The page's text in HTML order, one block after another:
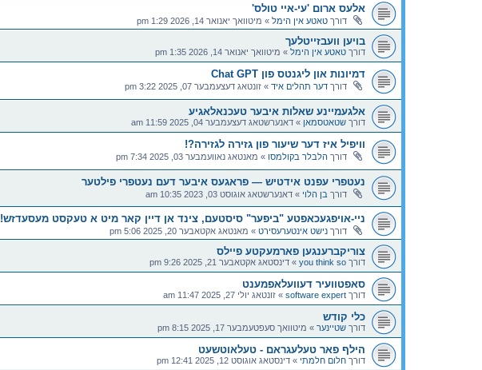
אלעס ארום 'עי-איי טולס'
דורך טאטע אין הימל » מיטוואך יאנואר 14, 2026 1:29 pm
בויען וועבזייטלעך
דורך טאטע אין הימל » מיטוואך יאנואר 14, 2026 1:35 pm
דמיונות און ליגנטס פון Chat GPT
דורך דער תהלים איד » זונטאג דעצעמבער 07, 2025 3:22 pm
אלגעמיינע שאלות איבער טעכנאלאגיע
דורך שטאטסמאן » דאנערשטאג דעצעמבער 04, 2025 11:59 am
וויפיל איז דער שיעור פון גזירה לגזירה?!
דורך הלבלר בקולמסו » מאנטאג נאוועמבער 03, 2025 7:34 pm
נעטפרי עפנט אידטיש — פראגעס איבער דעם נעטפרי פילטער
דורך בן הלוי » דאנערשטאג אוגוסט 03, 2023 10:35 am
ניי-אויפגעכאפטע "ביפער" סיסטעם, צינד אן דיין קאר מיט א טעקסט מעסעדזש!
דורך נישט אינטערעסירט » מאנטאג אקטאבער 20, 2025 5:06 pm
צוריקברענגען פארמעקטע פיילס
דורך you think so
» דינסטאג אקטאבער 21, 2025 9:26 pm
סאפטוועיר דעוועלאפמענט
דורך software expert
» זונטאג יולי 27, 2025 11:47 am
כלי קודש
דורך שטיינער » מיטוואך סעפטעמבער 17, 2025 8:15 pm
הילף פאר טעלעגראם - טעלאוטשעט
דורך חלום חלמתי » דינסטאג אוגוסט 12, 2025 12:41 pm